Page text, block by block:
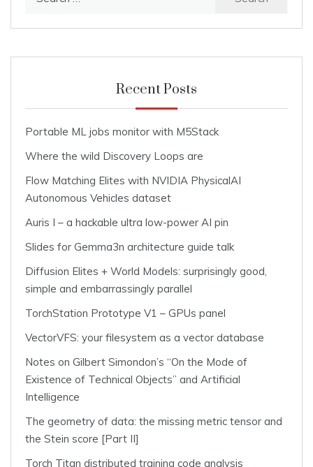
Recent Posts
Portable ML jobs monitor with M5Stack
Where the wild Discovery Loops are
Flow Matching Elites with NVIDIA PhysicalAI
Autonomous Vehicles dataset
Auris I – a hackable ultra low-power AI pin
Slides for Gemma3n architecture guide talk
Diffusion Elites + World Models: surprisingly good,
simple and embarrassingly parallel
TorchStation Prototype V1 – GPUs panel
VectorVFS: your filesystem as a vector database
Notes on Gilbert Simondon’s “On the Mode of
Existence of Technical Objects” and Artificial
Intelligence
The geometry of data: the missing metric tensor and
the Stein score [Part II]
Torch Titan distributed training code analysis